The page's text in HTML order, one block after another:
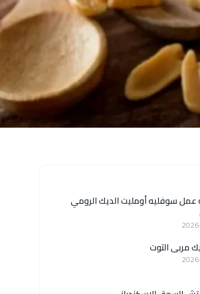
عمل سوفليه أومليت الديك الرومي
مربى التوت